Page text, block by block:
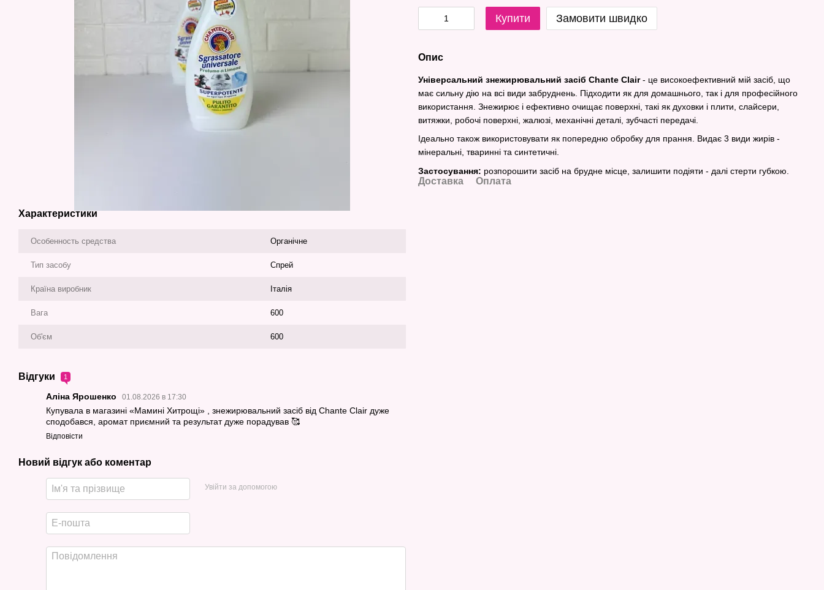
Характеристики
Особенность средства Органічне
Тип засобу Спрей
Країна виробник Італія
Вага 600
Об'єм 600
Відгуки 1
Аліна Ярошенко 01.08.2026 в 17:30
Купувала в магазині «Мамині Хитрощі» , знежирювальний засіб від Сhante Сlair дуже
сподобався, аромат приємний та результат дуже порадував 🥰
Відповісти
Новий відгук або коментар
Увійти за допомогою
Купити Замовити швидко
Опис
Універсальний знежирювальний засіб Chante Clair- це високоефективний мій засіб, що
має сильну дію на всі види забруднень. Підходити як для домашнього, так і для професійного
використання. Знежирює і ефективно очищає поверхні, такі як духовки і плити, слайсери,
витяжки, робочі поверхні, жалюзі, механічні деталі, зубчасті передачі.
Ідеально також використовувати як попередню обробку для прання. Видає 3 види жирів -
мінеральні, тваринні та синтетичні.
Застосування: розпорошити засіб на брудне місце, залишити подіяти - далі стерти губкою.
Доставка Оплата